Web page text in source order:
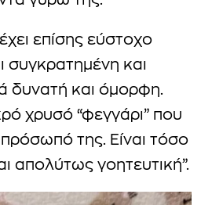
έχει επίσης εύστοχο
συγκρατημένη και
δυνατή και όμορφη.
χρυσό “φεγγάρι” που
της. Είναι τόσο
απολύτως γοητευτική”.